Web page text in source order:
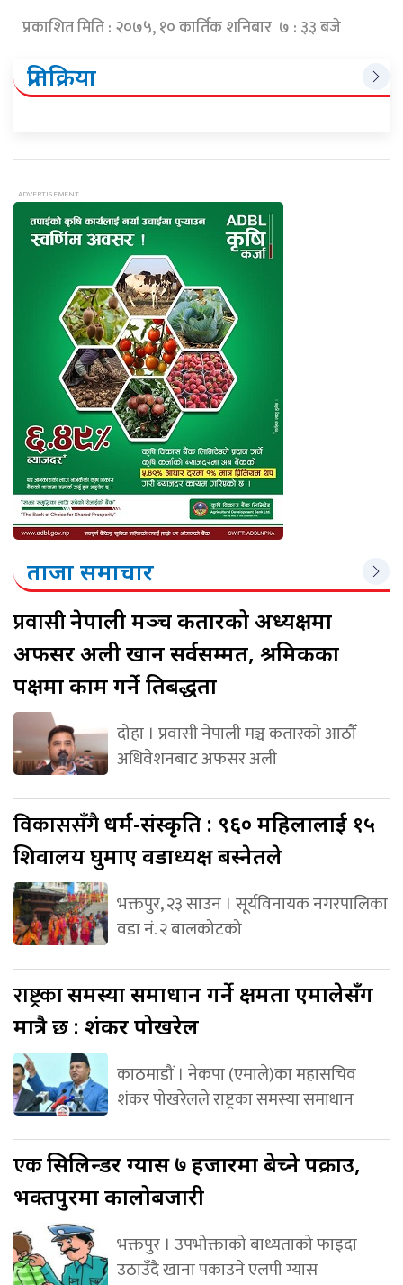
प्रकाशित मिति : २०७५, १० कार्तिक शनिबार ७ : ३३ बजे
प्रतिक्रिया
ताजा समाचार
प्रवासीनेपाली मञ्च कतारको अध्यक्षमा
अफसर अली खान सर्वसम्मत, श्रमिकका
पक्षमा काम गर्ने प्रतिबद्धता
दोहा । प्रवासी नेपाली मञ्च कतारको आठौँ
अधिवेशनबाट अफसर अली
विकाससँगैधर्म-संस्कृति : ९६० महिलालाई १५
शिवालय घुमाए वडाध्यक्ष बस्नेतले
भक्तपुर, २३ साउन । सूर्यविनायक नगरपालिका
वडा नं. २ बालकोटको
राष्ट्रकासमस्या समाधान गर्ने क्षमता एमालेसँग
मात्रै छ : शंकर पोखरेल
काठमाडौं । नेकपा (एमाले)का महासचिव
शंकर पोखरेलले राष्ट्रका समस्या समाधान
एकसिलिन्डर ग्यास ७ हजारमा बेच्ने पक्राउ,
भक्तपुरमा कालोबजारी
भक्तपुर । उपभोक्ताको बाध्यताको फाइदा
उठाउँदै खाना पकाउने एलपी ग्यास